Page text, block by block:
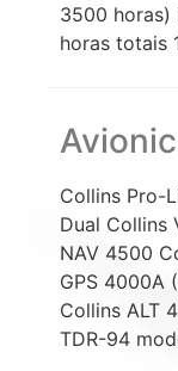
3500
horas totais
Collins Pro-
Dual Collins
NAV 4500
GPS 4000A
Collins ALT
TDR-94